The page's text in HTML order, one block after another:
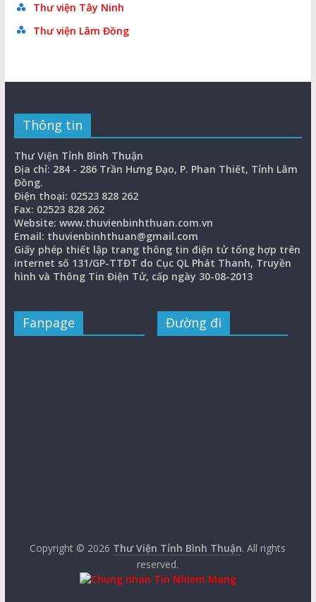
Thư viện Tây Ninh
Thư viện Lâm Đồng
Thông tin
Thư Viện Tỉnh Bình Thuận
Địa chỉ: 284 - 286 Trần Hưng Đạo, P. Phan Thiết, Tỉnh Lâm
Đồng.
Điện thoại: 02523 828 262
Fax: 02523 828 262
Website: www.thuvienbinhthuan.com.vn
Email: thuvienbinhthuan@gmail.com
Giấy phép thiết lập trang thông tin điện tử tổng hợp trên
internet số 131/GP-TTĐT do Cục QL Phát Thanh, Truyền
hình và Thông Tin Điện Tử, cấp ngày 30-08-2013
Fanpage Đường đi
Copyright © 2026 Thư Viện Tỉnh Bình Thuận. All rights
reserved.